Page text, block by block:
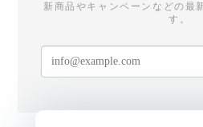
新商品やキャンペーンなどの最
す。